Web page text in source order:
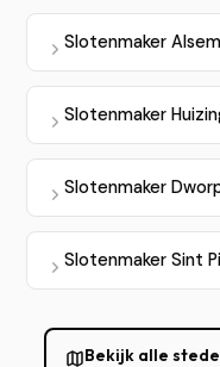
Slotenmaker
Slotenmaker
Slotenmaker
Slotenmaker Sint
Bekijk alle